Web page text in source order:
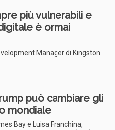
più vulnerabili e
è ormai
Manager di Kingston
può cambiare gli
mondiale
Bay e Luisa Franchina,